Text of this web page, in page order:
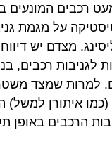
רכבים המונעים
על מגמת
מצדם יש
לגניבות רכבים,
למרות שמצד
(כמו איתורן
הרכבים באופן